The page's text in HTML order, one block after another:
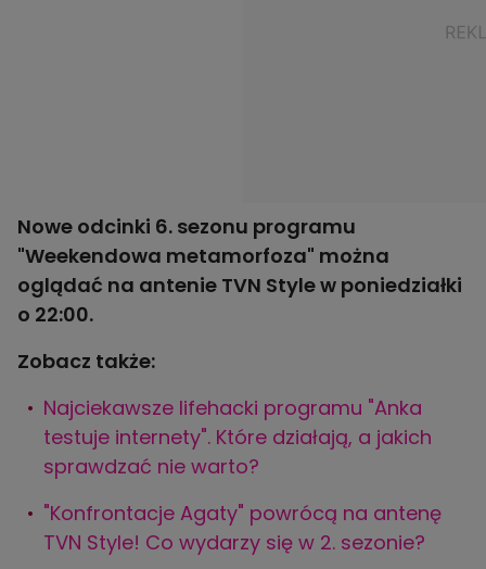
Nowe odcinki 6. sezonu programu
"Weekendowa metamorfoza" można
oglądać na antenie TVN Style w poniedziałki
o 22:00.
Zobacz także:
Najciekawsze lifehacki programu "Anka
testuje internety". Które działają, a jakich
sprawdzać nie warto?
"Konfrontacje Agaty" powrócą na antenę
TVN Style! Co wydarzy się w 2. sezonie?